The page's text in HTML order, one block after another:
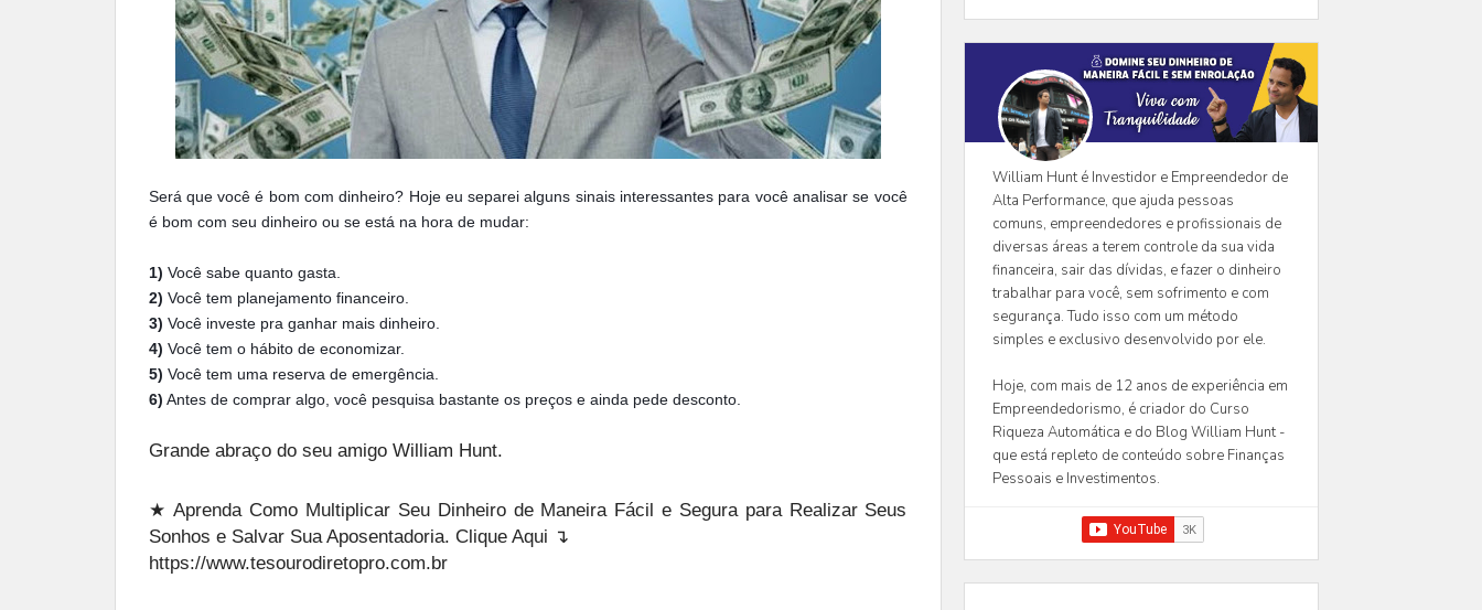
Será que você é bom com dinheiro? Hoje eu separei alguns sinais interessantes para você analisar se você
é bom com seu dinheiro ou se está na hora de mudar:
1) Você sabe quanto gasta.
2) Você tem planejamento financeiro.
3) Você investe pra ganhar mais dinheiro.
4) Você tem o hábito de economizar.
5) Você tem uma reserva de emergência.
6) Antes de comprar algo, você pesquisa bastante os preços e ainda pede desconto.
Grande abraço do seu amigo William Hunt.
★ Aprenda Como Multiplicar Seu Dinheiro de Maneira Fácil e Segura para Realizar Seus
Sonhos e Salvar Sua Aposentadoria. Clique Aqui ↴
https://www.tesourodiretopro.com.br
William Hunt é Investidor e Empreendedor de
Alta Performance, que ajuda pessoas
comuns, empreendedores e profissionais de
diversas áreas a terem controle da sua vida
financeira, sair das dívidas, e fazer o dinheiro
trabalhar para você, sem sofrimento e com
segurança. Tudo isso com um método
simples e exclusivo desenvolvido por ele.
Hoje, com mais de 12 anos de experiência em
Empreendedorismo, é criador do Curso
Riqueza Automática e do Blog William Hunt -
que está repleto de conteúdo sobre Finanças
Pessoais e Investimentos.